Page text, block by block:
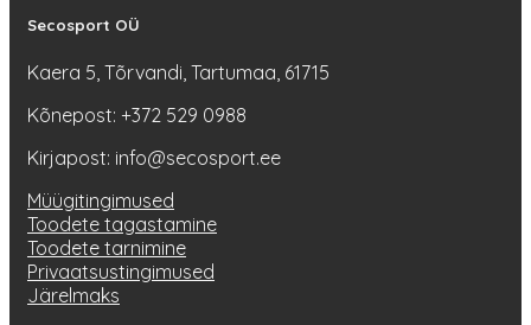
Secosport OÜ
Kaera 5, Tõrvandi, Tartumaa, 61715
Kõnepost: +372 529 0988
Kirjapost: info@secosport.ee
Müügitingimused
Toodete tagastamine
Toodete tarnimine
Privaatsustingimused
Järelmaks